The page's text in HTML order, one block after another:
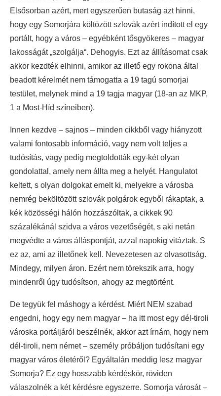
Elsősorban azért, mert egyszerűen butaság azt hinni,
hogy egy Somorjára költözött szlovák azért indított el egy
portált, hogy a város – egyébként tősgyökeres – magyar
lakosságát „szolgálja“. Dehogyis. Ezt az állításomat csak
akkor kezdték elhinni, amikor az illető egy rokona által
beadott kérelmét nem támogatta a 19 tagú somorjai
testület, melynek mind a 19 tagja magyar (18-an az MKP,
1 a Most-Híd színeiben).
Innen kezdve – sajnos – minden cikkből vagy hiányzott
valami fontosabb információ, vagy nem volt teljes a
tudósítás, vagy pedig megtoldották egy-két olyan
gondolattal, amely nem állta meg a helyét. Hangulatot
keltett, s olyan dolgokat emelt ki, melyekre a városba
nemrég beköltözött szlovák polgárok egyből rákaptak, a
kék közösségi hálón hozzászóltak, a cikkek 90
százalékánál szidva a város vezetőségét, s aki netán
megvédte a város álláspontját, azzal napokig vitáztak. S
ez az, ami az illetőnek kell. Nevezetesen az olvasottság.
Mindegy, milyen áron. Ezért nem törekszik arra, hogy
mindenről úgy tudósítson, ahogy az megtörtént.
De tegyük fel máshogy a kérdést. Miért NEM szabad
engedni, hogy egy nem magyar – ha itt most egy dél-tiroli
városka portáljáról beszélnék, akkor azt írnám, hogy nem
dél-tiroli, nem német – személy próbáljon tudósítani egy
magyar város életéről? Egyáltalán meddig lesz magyar
Somorja? Ez egy hosszabb kérdéskör, röviden
válaszolnék a két kérdésre egyszerre. Somorja városát –